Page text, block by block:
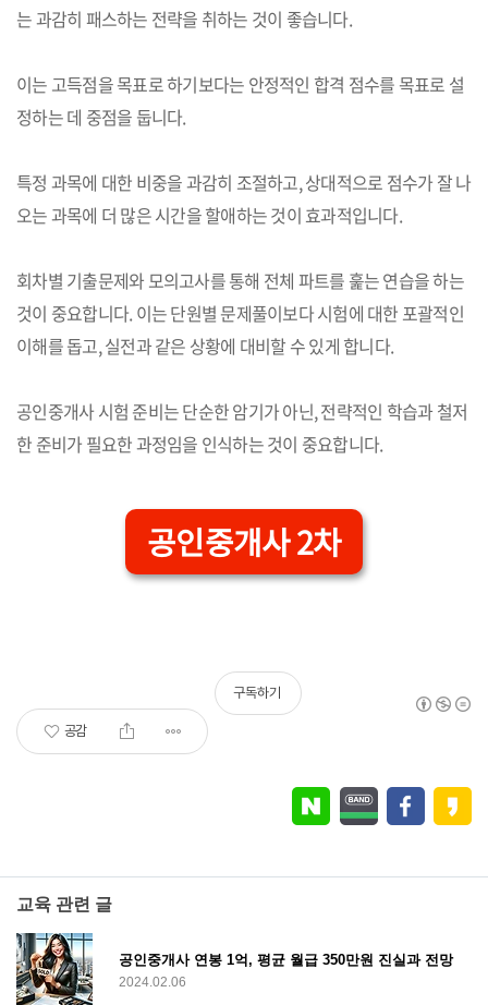
는 과감히 패스하는 전략을 취하는 것이 좋습니다.
이는 고득점을 목표로 하기보다는 안정적인 합격 점수를 목표로 설
정하는 데 중점을 둡니다.
특정 과목에 대한 비중을 과감히 조절하고, 상대적으로 점수가 잘 나
오는 과목에 더 많은 시간을 할애하는 것이 효과적입니다.
회차별 기출문제와 모의고사를 통해 전체 파트를 훑는 연습을 하는
것이 중요합니다. 이는 단원별 문제풀이보다 시험에 대한 포괄적인
이해를 돕고, 실전과 같은 상황에 대비할 수 있게 합니다.
공인중개사 시험 준비는 단순한 암기가 아닌, 전략적인 학습과 철저
한 준비가 필요한 과정임을 인식하는 것이 중요합니다.
공인중개사 2차
공감
구독하기
교육 관련 글
공인중개사 연봉 1억, 평균 월급 350만원 진실과 전망
2024.02.06